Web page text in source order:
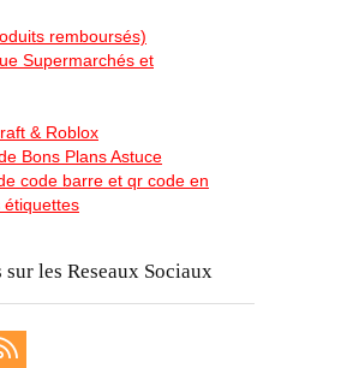
remboursés)
Supermarchés et
& Roblox
Bons Plans Astuce
code barre et qr code en
étiquettes
sur les Reseaux Sociaux